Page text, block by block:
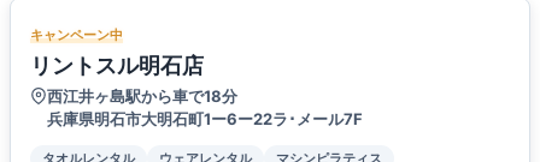
キャンペーン中
リントスル明石店
西江井ヶ島駅から車で18分
兵庫県明石市大明石町1ー6ー22ラ･メール7F